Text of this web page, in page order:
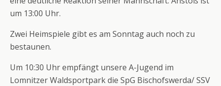
um 13:00 Uhr.
Zwei Heimspiele gibt es am Sonntag auch noch zu
bestaunen.
Um 10:30 Uhr empfängt unsere A-Jugend im
Lomnitzer Waldsportpark die SpG Bischofswerda/ SSV